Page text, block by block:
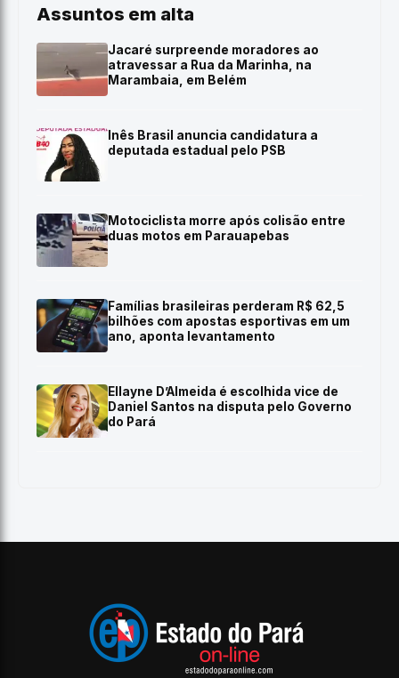
Assuntos em alta
Jacaré surpreende moradores ao
atravessar a Rua da Marinha, na
Marambaia, em Belém
Inês Brasil anuncia candidatura a
deputada estadual pelo PSB
Motociclista morre após colisão entre
duas motos em Parauapebas
Famílias brasileiras perderam R$ 62,5
bilhões com apostas esportivas em um
ano, aponta levantamento
Ellayne D’Almeida é escolhida vice de
Daniel Santos na disputa pelo Governo
do Pará